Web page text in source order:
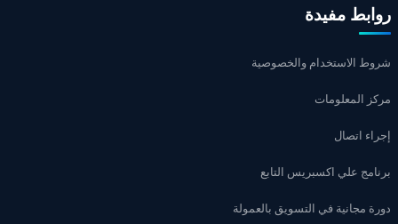
روابط مفيدة
شروط الاستخدام والخصوصية
مركز المعلومات
إجراء اتصال
برنامج علي اكسبريس التابع
دورة مجانية في التسويق بالعمولة